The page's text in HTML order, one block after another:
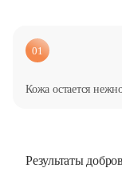
01
Кожа остается
Результаты